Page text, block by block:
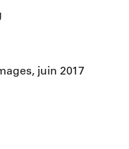
juin 2017